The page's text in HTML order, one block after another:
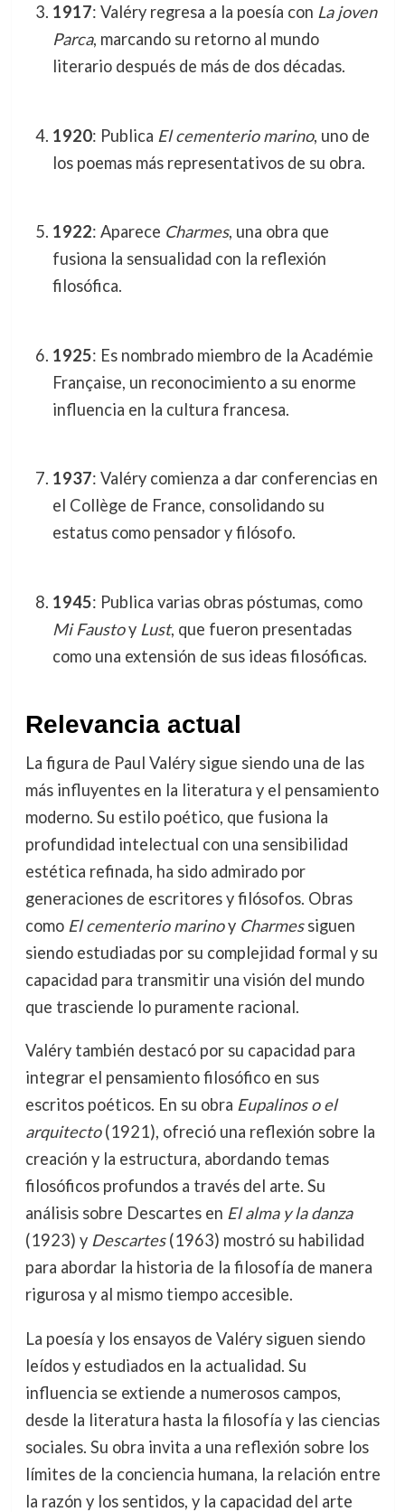
1917: Valéry regresa a la poesía con La joven
Parca, marcando su retorno al mundo
literario después de más de dos décadas.
1920: Publica El cementerio marino, uno de
los poemas más representativos de su obra.
1922: Aparece Charmes, una obra que
fusiona la sensualidad con la reflexión
filosófica.
1925: Es nombrado miembro de la Académie
Française, un reconocimiento a su enorme
influencia en la cultura francesa.
1937: Valéry comienza a dar conferencias en
el Collège de France, consolidando su
estatus como pensador y filósofo.
1945: Publica varias obras póstumas, como
Mi Faustoy Lust, que fueron presentadas
como una extensión de sus ideas filosóficas.
Relevancia actual
La figura de Paul Valéry sigue siendo una de las
más influyentes en la literatura y el pensamiento
moderno. Su estilo poético, que fusiona la
profundidad intelectual con una sensibilidad
estética refinada, ha sido admirado por
generaciones de escritores y filósofos. Obras
como El cementerio marinoy Charmessiguen
siendo estudiadas por su complejidad formal y su
capacidad para transmitir una visión del mundo
que trasciende lo puramente racional.
Valéry también destacó por su capacidad para
integrar el pensamiento filosófico en sus
escritos poéticos. En su obra Eupalinos o el
arquitecto(1921), ofreció una reflexión sobre la
creación y la estructura, abordando temas
filosóficos profundos a través del arte. Su
análisis sobre Descartes en El alma y la danza
(1923) y Descartes(1963) mostró su habilidad
para abordar la historia de la filosofía de manera
rigurosa y al mismo tiempo accesible.
La poesía y los ensayos de Valéry siguen siendo
leídos y estudiados en la actualidad. Su
influencia se extiende a numerosos campos,
desde la literatura hasta la filosofía y las ciencias
sociales. Su obra invita a una reflexión sobre los
límites de la conciencia humana, la relación entre
la razón y los sentidos, y la capacidad del arte